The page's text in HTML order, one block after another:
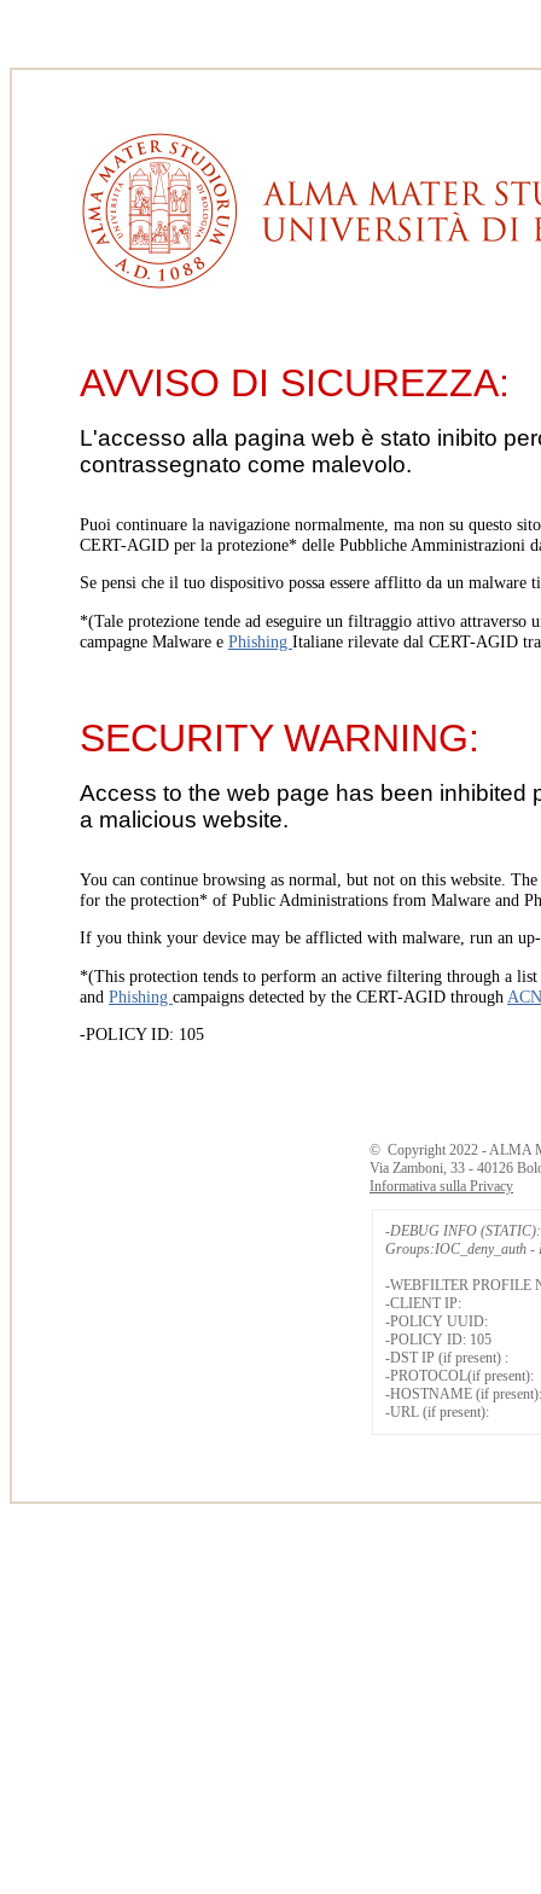
AVVISO DI SICUREZZA:
L'accesso alla pagina web è stato inibito
contrassegnato come malevolo.
Puoi continuare la navigazione normalmente, ma non su questo
CERT-AGID per la protezione* delle Pubbliche Amministrazioni
Se pensi che il tuo dispositivo possa essere afflitto da un
*(Tale protezione tende ad eseguire un filtraggio attivo
campagne Malware e Phishing Italiane rilevate dal CERT-AGID
SECURITY WARNING:
Access to the web page has been
a malicious website.
You can continue browsing as normal, but not on this website.
for the protection* of Public Administrations from Malware and
If you think your device may be afflicted with malware, run an
*(This protection tends to perform an active filtering through a
and Phishing campaigns detected by the CERT-AGID through
-POLICY ID: 105
© Copyright 2022 - ALMA
Via Zamboni, 33 - 40126
Informativa sulla Privacy
-DEBUG INFO (STATIC):
Groups:IOC_deny_auth -
-WEBFILTER PROFILE
-CLIENT IP:
-POLICY UUID:
-POLICY ID: 105
-DST IP (if present) :
-PROTOCOL(if present):
-HOSTNAME (if present):
-URL (if present):